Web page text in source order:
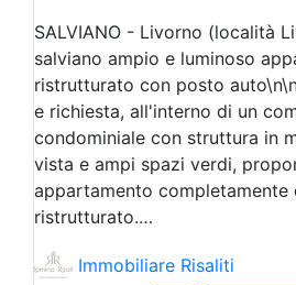
SALVIANO - Livorno (località
salviano ampio e luminoso
ristrutturato con posto
e richiesta, all'interno di un
condominiale con struttura in
vista e ampi spazi verdi,
appartamento completamente
ristrutturato.…
Immobiliare Risaliti